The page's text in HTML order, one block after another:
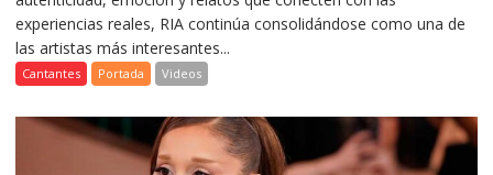
experiencias reales, RIA continúa consolidándose como una de
las artistas más interesantes...
Cantantes Portada Videos